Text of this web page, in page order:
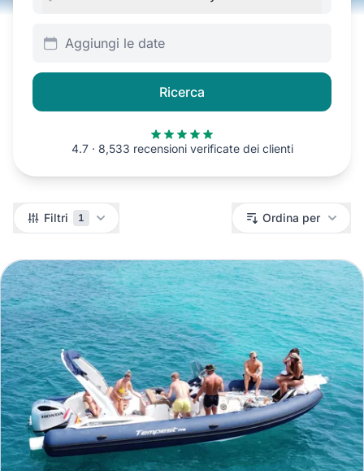
Aggiungi le date
Ricerca
4.7 · 8,533 recensioni verificate dei clienti
Filtri Filtri 1 Ordina per